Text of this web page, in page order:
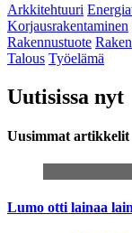
Arkkitehtuuri
Korjausrakentaminen
Rakennustuote
Talous Työelämä
Uutisissa nyt
Uusimmat artikkelit
Lumo otti lainaa